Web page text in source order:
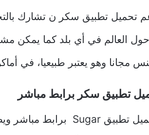
تحميل تطبيق سكر ن تشارك
العالم في أي بلد كما يمكن
مجانا وهو يعتبر طبيعيا، في
تطبيق سكر برابط مباشر